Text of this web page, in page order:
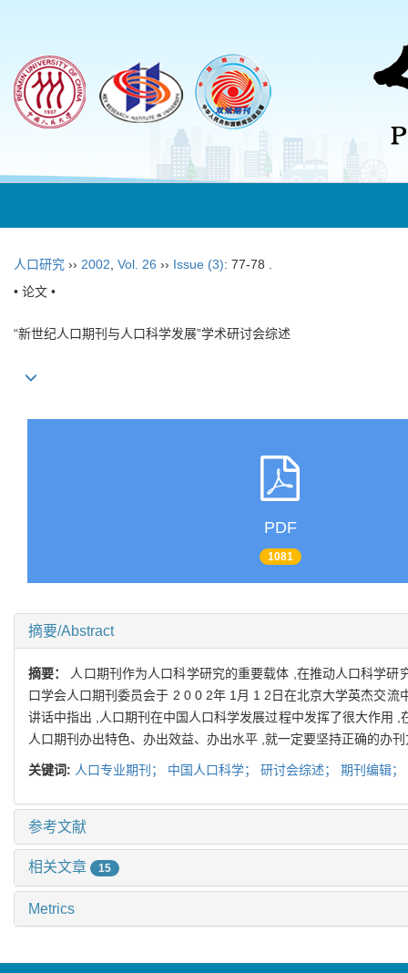
人口研究 ›› 2002 Vol. 26 ›› Issue (3): 77-78 .
• 论文 •
“新世纪人口期刊与人口科学发展”学术研讨会综述
PDF
1081
摘要/Abstract
摘要：
人口期刊作为人口科学研究的重要载体 ,在推动人口科学
口学会人口期刊委员会于 2 0 0 2年 1月 1 2日在北京大学英杰交
讲话中指出 ,人口期刊在中国人口科学发展过程中发挥了很大作用
人口期刊办出特色、办出效益、办出水平 ,就一定要坚持正确的办
关键词: 人口专业期刊； 中国人口科学； 研讨会综述； 期刊编辑；
参考文献
相关文章 15
Metrics